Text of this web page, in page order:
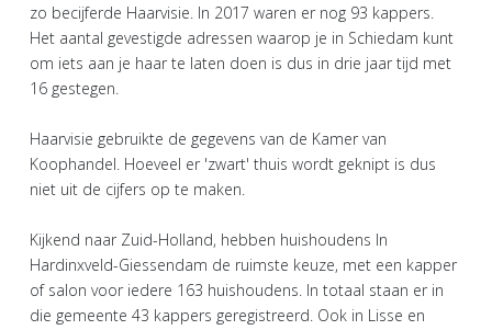
zo becijferde Haarvisie. In 2017 waren er nog 93 kappers.
Het aantal gevestigde adressen waarop je in Schiedam kunt
om iets aan je haar te laten doen is dus in drie jaar tijd met
16 gestegen.
Haarvisie gebruikte de gegevens van de Kamer van
Koophandel. Hoeveel er 'zwart' thuis wordt geknipt is dus
niet uit de cijfers op te maken.
Kijkend naar Zuid-Holland, hebben huishoudens In
Hardinxveld-Giessendam de ruimste keuze, met een kapper
of salon voor iedere 163 huishoudens. In totaal staan er in
die gemeente 43 kappers geregistreerd. Ook in Lisse en